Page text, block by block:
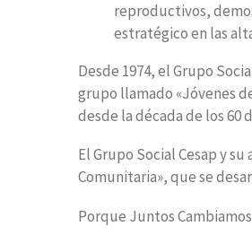
reproductivos,
estratégico en las
Desde 1974, el Grupo
grupo llamado «Jóvenes
desde la década de los 60
El Grupo Social Cesap y
Comunitaria», que se
Porque Juntos